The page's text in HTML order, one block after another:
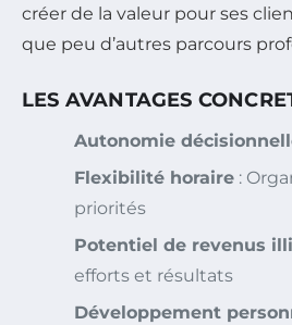
créer de la valeur pour ses
que peu d’autres parcours
LES AVANTAGES
Autonomie
Flexibilité horaire :
priorités
Potentiel de revenus
efforts et résultats
Développement